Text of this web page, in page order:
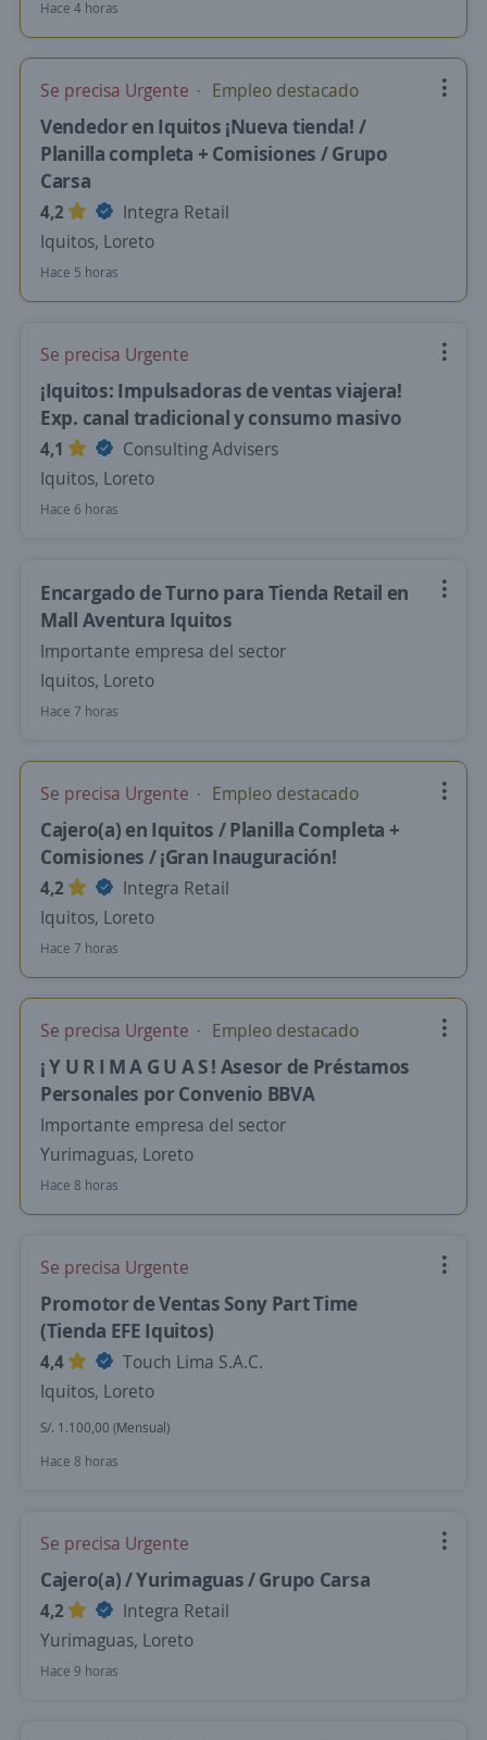
Hace 4 horas
Se precisa Urgente Empleo destacado
Vendedor en Iquitos ¡Nueva tienda! /
Planilla completa + Comisiones / Grupo
Carsa
4,2
Integra Retail
Iquitos, Loreto
Hace 5 horas
Se precisa Urgente
¡Iquitos: Impulsadoras de ventas viajera!
Exp. canal tradicional y consumo masivo
4,1
Consulting Advisers
Iquitos, Loreto
Hace 6 horas
Encargado de Turno para Tienda Retail en
Mall Aventura Iquitos
Importante empresa del sector
Iquitos, Loreto
Hace 7 horas
Se precisa Urgente Empleo destacado
Cajero(a) en Iquitos / Planilla Completa +
Comisiones / ¡Gran Inauguración!
4,2
Integra Retail
Iquitos, Loreto
Hace 7 horas
Se precisa Urgente Empleo destacado
¡ Y U R I M A G U A S ! Asesor de Préstamos
Personales por Convenio BBVA
Importante empresa del sector
Yurimaguas, Loreto
Hace 8 horas
Se precisa Urgente
Promotor de Ventas Sony Part Time
(Tienda EFE Iquitos)
4,4
Touch Lima S.A.C.
Iquitos, Loreto
S/. 1.100,00 (Mensual)
Hace 8 horas
Se precisa Urgente
Cajero(a) / Yurimaguas / Grupo Carsa
4,2
Integra Retail
Yurimaguas, Loreto
Hace 9 horas